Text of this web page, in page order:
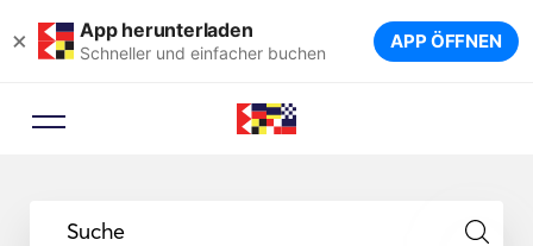
× App herunterladen
Schneller und einfacher buchen APP ÖFFNEN
Suche